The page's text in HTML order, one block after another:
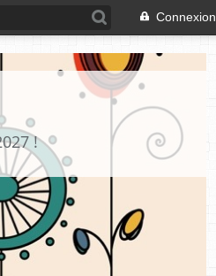
Connexion
!